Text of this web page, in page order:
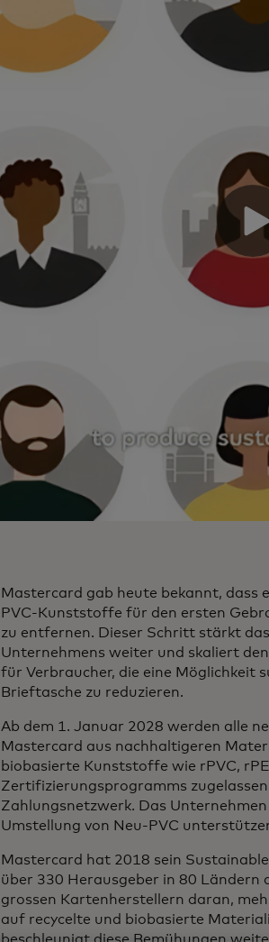
Mastercard gab heute bekannt, dass
PVC-Kunststoffe für den ersten
zu entfernen. Dieser Schritt stärkt
Unternehmens weiter und skaliert
für Verbraucher, die eine Möglichkeit
Brieftasche zu reduzieren.
Ab dem 1. Januar 2028 werden alle
Mastercard aus nachhaltigeren
biobasierte Kunststoffe wie rPVC,
Zertifizierungsprogramms
Zahlungsnetzwerk. Das
Umstellung von Neu-PVC
Mastercard hat 2018 sein
über 330 Herausgeber in 80
grossen Kartenherstellern daran,
auf recycelte und biobasierte
beschleunigt diese Bemühungen